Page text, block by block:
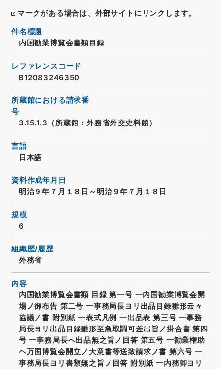
マークがある場合は、外部サイトにリンクします。
件名標題
内国勧業博覧会書類目録
レファレンスコード
B12083246350
所蔵館における請求番
号
3.15.1.3（所蔵館：外務省外交史料館）
言語
日本語
資料作成年月日
明治９年７月１８日～明治９年７月１８日
規模
6
組織歴/履歴
外務省
内容
内国勧業博覧会書類 目録 第一号 一内国勧業博覧会開
場ノ御布告 第二号 一事務局長ヨリ出品目録雛形云々
協議ノ書 附別紙 一表式凡例 一出品表 第三号 一事務
局長ヨリ出品目録雛形至急取調可差出旨ノ掛合書 第四
号 一事務局長へ出品無之旨ノ回答 第五号 一勧業権助
ヘ万国博覧会開立ノ大意書等送致請求ノ書 第六号 一
事務局長ヨリ書類無之旨ノ回答 附別紙 一内務卿ヨリ